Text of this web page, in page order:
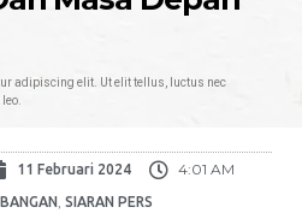
adipiscing elit. Ut elit tellus, luctus nec
11 Februari 2024 4:01 AM
, SIARAN PERS